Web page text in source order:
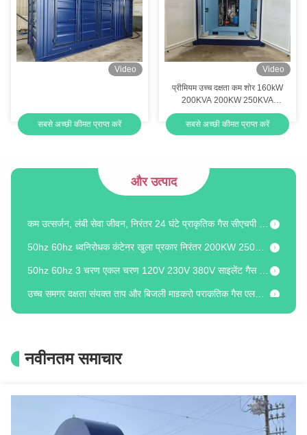
Video
सबसे अच्छी कीमत प्राप्त करें
Video
प्रीमियम उच्च दक्षता कम शोर 160kW
200KVA 200KW 250KVA
प्राकृतिक गैस कोगनेरेटर
सबसे अच्छी कीमत प्राप्त करें
और उत्पाद
अल्टरनेटर कूलिंग के लिए 90% से अधिक दक्षता वाला वाटर-कूल्ड टाइप माइक्रो सीएचपी
ऊर्जा स्वतंत्रता के लिए अनुकूलन योग्य माइक्रो-जनरेशन 3 हीट रिकवरी स्टेप्स 60 हर्ट्ज आवृत्ति
आउटडोर गैस फील्ड ऑयल फील्ड उपयोग 250KW 300KVA प्राकृतिक गैस संचालित इलेक्ट्रिक जनरेटर सेट
88.8% समग्र दक्षता प्राकृतिक गैस सीएचपी ताप और बिजली सह-उत्पादन इकाई 20KW 25KVA
25/20 KVA/kW निरंतर शक्ति प्राकृतिक गैस CHP वाटर कूल्ड इंजन कूलिंग के साथ
नवीनतम समाचार